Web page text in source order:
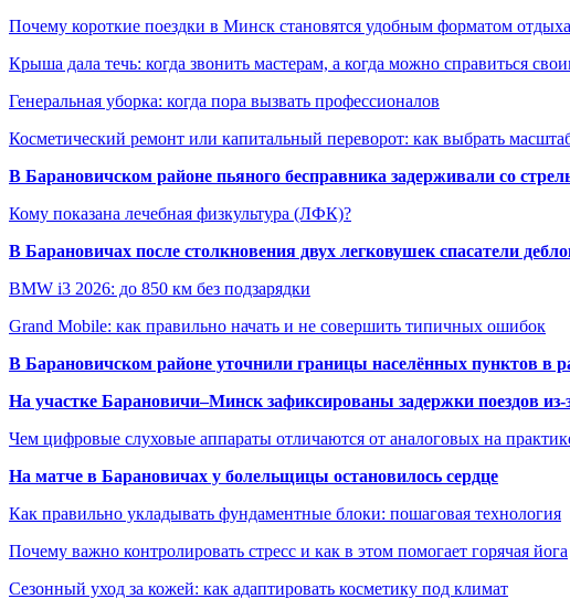
Почему короткие поездки в Минск становятся удобным форматом отдыха
Крыша дала течь: когда звонить мастерам, а когда можно справиться
Генеральная уборка: когда пора вызвать профессионалов
Косметический ремонт или капитальный переворот: как выбрать
В Барановичском районе пьяного бесправника задерживали со
Кому показана лечебная физкультура (ЛФК)?
В Барановичах после столкновения двух легковушек спасатели
BMW i3 2026: до 850 км без подзарядки
Grand Mobile: как правильно начать и не совершить типичных ошибок
В Барановичском районе уточнили границы населённых пунктов в
На участке Барановичи–Минск зафиксированы задержки поездов
Чем цифровые слуховые аппараты отличаются от аналоговых на
На матче в Барановичах у болельщицы остановилось сердце
Как правильно укладывать фундаментные блоки: пошаговая технология
Почему важно контролировать стресс и как в этом помогает горячая йога
Сезонный уход за кожей: как адаптировать косметику под климат